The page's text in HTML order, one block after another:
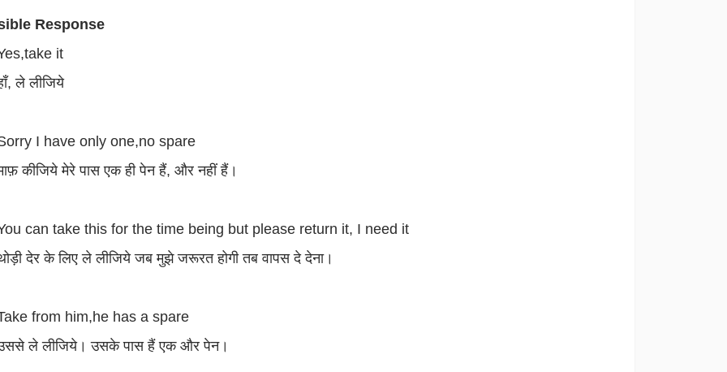
Response
it
ले लीजिये
I have only one,no spare
कीजिये मेरे पास एक ही पेन हैं, और नहीं हैं।
can take this for the time being but please return it, I need it
देर के लिए ले लीजिये जब मुझे जरूरत होगी तब वापस दे देना।
from him,he has a spare
ले लीजिये। उसके पास हैं एक और पेन।